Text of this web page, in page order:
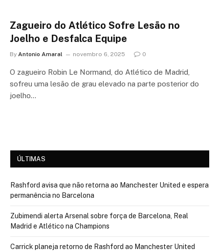
Zagueiro do Atlético Sofre Lesão no
Joelho e Desfalca Equipe
By Antonio Amaral novembro 6, 2025 0
O zagueiro Robin Le Normand, do Atlético de Madrid,
sofreu uma lesão de grau elevado na parte posterior do
joelho…
ÚLTIMAS
Rashford avisa que não retorna ao Manchester United e espera
permanência no Barcelona
Zubimendi alerta Arsenal sobre força de Barcelona, Real
Madrid e Atlético na Champions
Carrick planeja retorno de Rashford ao Manchester United